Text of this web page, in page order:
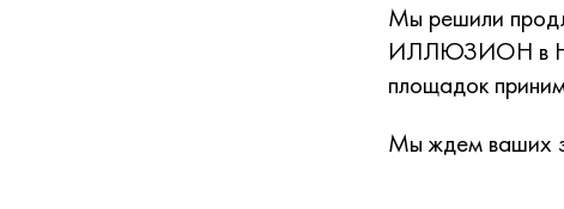
Мы решили
ИЛЛЮЗИОН в
площадок
Мы ждем ваших